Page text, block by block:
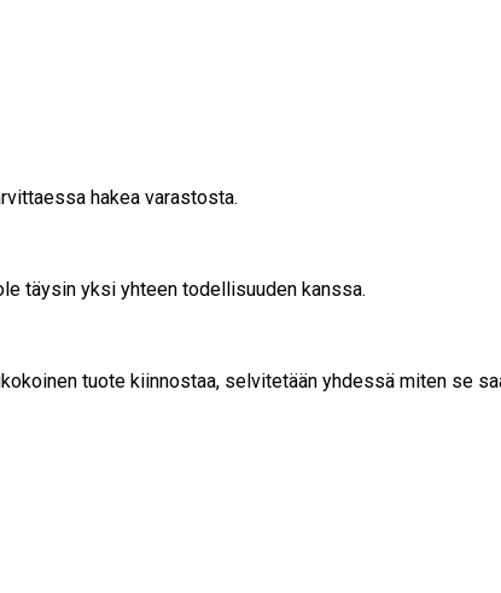
hakea varastosta.
täysin yksi yhteen todellisuuden kanssa.
tuote kiinnostaa, selvitetään yhdessä miten se